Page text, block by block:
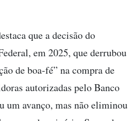
que a decisão do
em 2025, que derrubou
de boa-fé” na compra de
autorizadas pelo Banco
um avanço, mas não eliminou